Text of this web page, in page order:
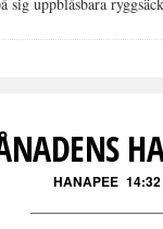
HANAPEE 14:32